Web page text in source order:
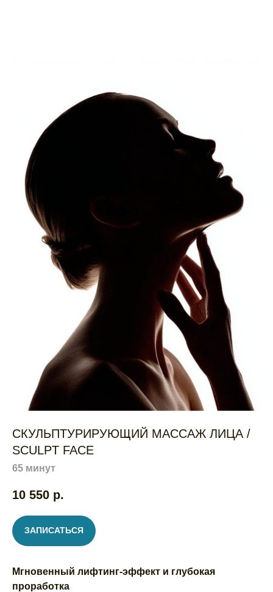
СКУЛЬПТУРИРУЮЩИЙ МАССАЖ ЛИЦА /
SCULPT FACE
65 минут
10 550 р.
ЗАПИСАТЬСЯ
Мгновенный лифтинг-эффект и глубокая
проработка